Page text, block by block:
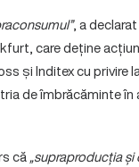
, a
care deține
și Inditex cu privire
de îmbrăcăminte în
că„supraproducția și